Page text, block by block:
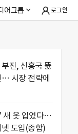
어그룹 로그인